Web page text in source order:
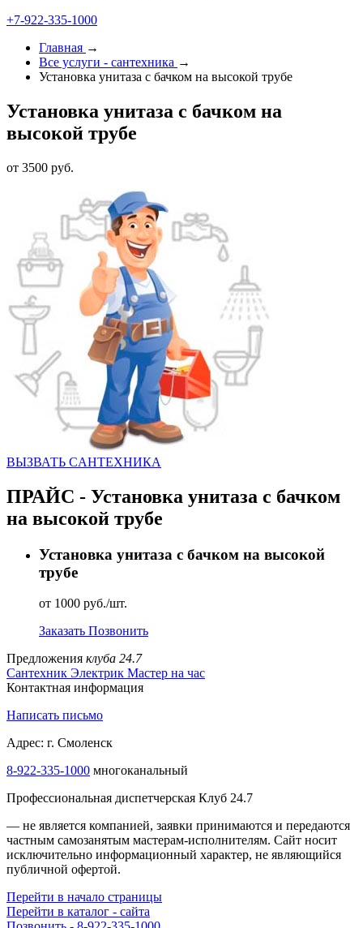
+7-922-335-1000
Главная →
Все услуги - cантехника →
Установка унитаза с бачком на высокой трубе
Установка унитаза с бачком на
высокой трубе
от 3500 руб.
ВЫЗВАТЬ CАНТЕХНИКА
ПРАЙС - Установка унитаза с бачком
на высокой трубе
Установка унитаза с бачком на высокой
трубе
от 1000 руб./шт.
Заказать Позвонить
Предложения клуба 24.7
Сантехник Электрик Мастер на час
Контактная информация
Написать письмо
Адрес: г. Смоленск
8-922-335-1000 многоканальный
Профессиональная диспетчерская Клуб 24.7
— не является компанией, заявки принимаются и передаются
частным самозанятым мастерам‑исполнителям. Сайт носит
исключительно информационный характер, не являющийся
публичной офертой.
Перейти в начало страницы
Перейти в каталог - сайта